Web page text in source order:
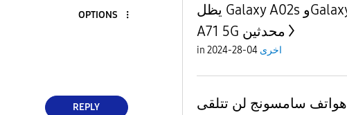
OPTIONS
REPLY
يظل Galaxy A02s وGalaxy
A71 5G محدثين
in اخرى 04-28-2024
هواتف سامسونج لن تتلقى